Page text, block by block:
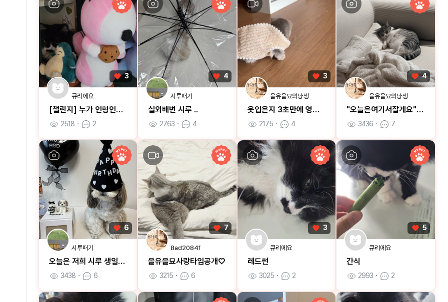
3
큐리에요
[챌린지] 누가 인형인거다냥
2518 ㆍ 2
4
시루떠기
실외배변 시루 ..
2763 ㆍ 4
3
을유을묘의냥생
옷입은지 3초만에 영혼이 나가버린 을묘
2175 ㆍ 4
4
을유을묘의냥생
"오늘은여기서잘게요"집사야불꺼줘
3436 ㆍ 7
6
시루떠기
오늘은 저희 시루 생일이에용🐶
3438 ㆍ 6
7
8ad2084f
을유을묘사랑타임공개♡
3215 ㆍ 6
3
큐리에요
레드썬
3025 ㆍ 2
5
큐리에요
간식
2993 ㆍ 2